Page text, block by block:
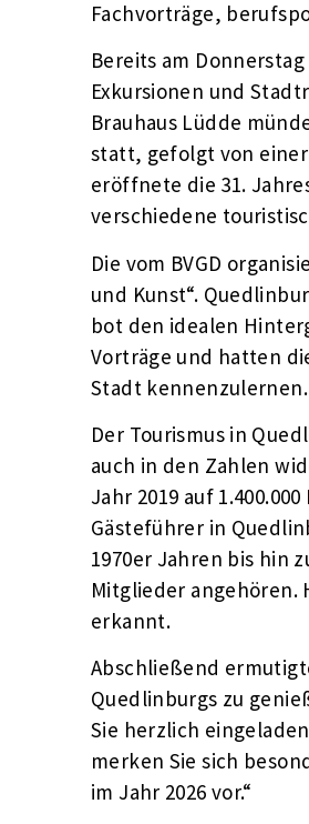
Fachvorträge,
Bereits am
Exkursionen und
Brauhaus Lüdde
statt, gefolgt von
eröffnete die 31.
verschiedene
Die vom BVGD
und Kunst“.
bot den idealen
Vorträge und hatten
Stadt kennenzulernen.
Der Tourismus in
auch in den Zahlen
Jahr 2019 auf
Gästeführer in
1970er Jahren bis hin
Mitglieder angehören.
erkannt.
Abschließend
Quedlinburgs zu
Sie herzlich
merken Sie sich
im Jahr 2026 vor.“